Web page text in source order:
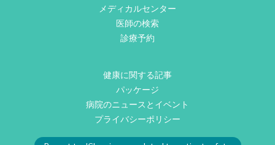
メディカルセンター
医師の検索
診療予約
健康に関する記事
パッケージ
病院のニュースとイベント
プライバシーポリシー